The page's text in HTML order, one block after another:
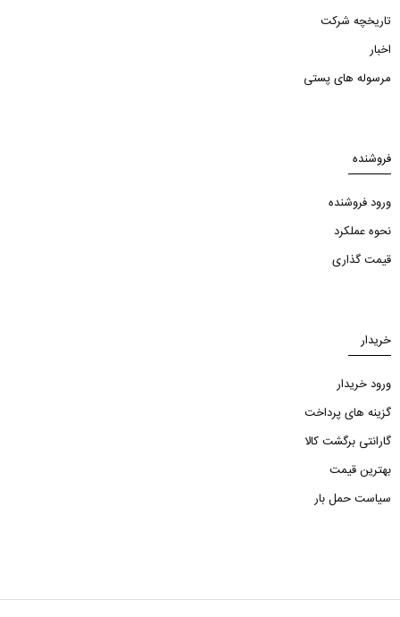
تاریخچه شرکت
اخبار
مرسوله های پستی
فروشنده
ورود فروشنده
نحوه عملکرد
قیمت گذاری
خریدار
ورود خریدار
گزینه های پرداخت
گارانتی برگشت کالا
بهترین قیمت
سیاست حمل بار